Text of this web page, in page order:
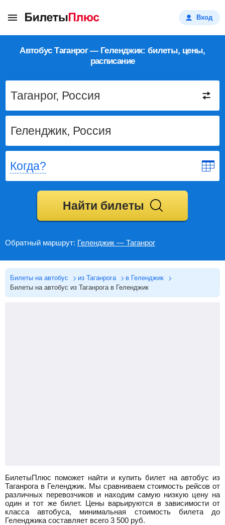
Вход
Автобус Таганрог — Геленджик: билеты, цены,
расписание
Когда?
Найти билеты
Обратный маршрут: Геленджик — Таганрог
Билеты на автобус из Таганрога
в Геленджик
Билеты на автобус из Таганрога в Геленджик
БилетыПлюс поможет найти и купить билет на автобус из
Таганрога в Геленджик. Мы сравниваем стоимость рейсов от
различных перевозчиков и находим самую низкую цену на
один и тот же билет. Цены варьируются в зависимости от
класса автобуса, минимальная стоимость билета до
Геленджика составляет всего 3 500 руб.